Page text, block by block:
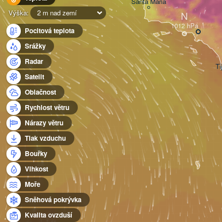
Výška:
2 m nad zemí
Pocitová teplota
Srážky
Radar
Satelit
Oblačnost
Rychlost větru
Nárazy větru
Tlak vzduchu
Bouřky
Vlhkost
Moře
Sněhová pokrývka
Kvalita ovzduší
N